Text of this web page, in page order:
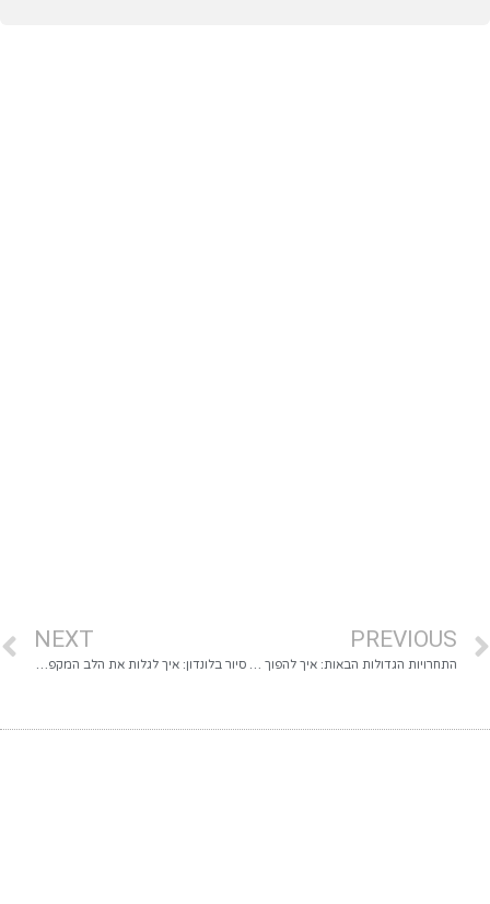
PREVIOUS
התחרויות הגדולות הבאות: איך להפוך את עצמכם למנצחים עם קורס מקצועי שיציף את ההכנות שלכם לשחק
NEXT
סיור בלונדון: איך לגלות את הלב המקפץ של העיר שכולם מדברים עליה?